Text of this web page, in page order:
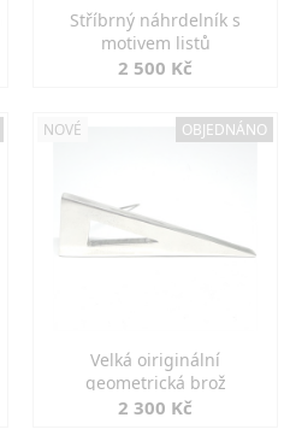
Stříbrný náhrdelník s
motivem listů
2 500 Kč
NOVÉ OBJEDNÁNO
Velká oiriginální
geometrická brož
2 300 Kč